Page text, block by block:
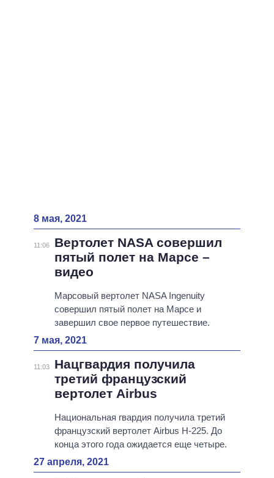
8 мая, 2021
11:06
Вертолет NASA совершил
пятый полет на Марсе –
видео
Марсовый вертолет NASA Ingenuity
совершил пятый полет на Марсе и
завершил свое первое путешествие.
7 мая, 2021
11:03
Нацгвардия получила
третий французский
вертолет Airbus
Национальная гвардия получила третий
французский вертолет Airbus Н-225. До
конца этого года ожидается еще четыре.
27 апреля, 2021